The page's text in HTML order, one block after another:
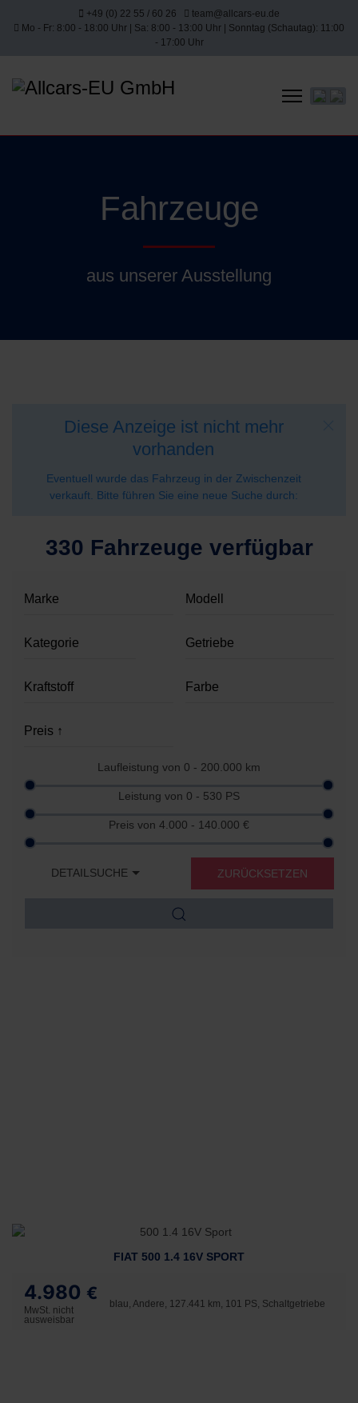
+49 (0) 22 55 / 60 26
team@allcars-eu.de
Mo - Fr: 8:00 - 18:00 Uhr | Sa: 8:00 - 13:00 Uhr | Sonntag (Schautag): 11:00
- 17:00 Uhr
Fahrzeuge
aus unserer Ausstellung
Diese Anzeige ist nicht mehr
vorhanden
Eventuell wurde das Fahrzeug in der Zwischenzeit
verkauft. Bitte führen Sie eine neue Suche durch:
330 Fahrzeuge verfügbar
Laufleistung von 0 - 200.000 km
Leistung von 0 - 530 PS
Preis von 4.000 - 140.000 €
DETAILSUCHE ZURÜCKSETZEN
FIAT 500 1.4 16V SPORT
4.980 €
MwSt. nicht
ausweisbar
blau, Andere, 127.441 km, 101 PS, Schaltgetriebe